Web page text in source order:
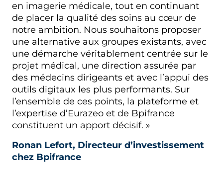
en imagerie médicale, tout en continuant
de placer la qualité des soins au cœur de
notre ambition. Nous souhaitons proposer
une alternative aux groupes existants, avec
une démarche véritablement centrée sur le
projet médical, une direction assurée par
des médecins dirigeants et avec l’appui des
outils digitaux les plus performants. Sur
l’ensemble de ces points, la plateforme et
l’expertise d’Eurazeo et de Bpifrance
constituent un apport décisif. »
Ronan Lefort, Directeur d’investissement
chez Bpifrance